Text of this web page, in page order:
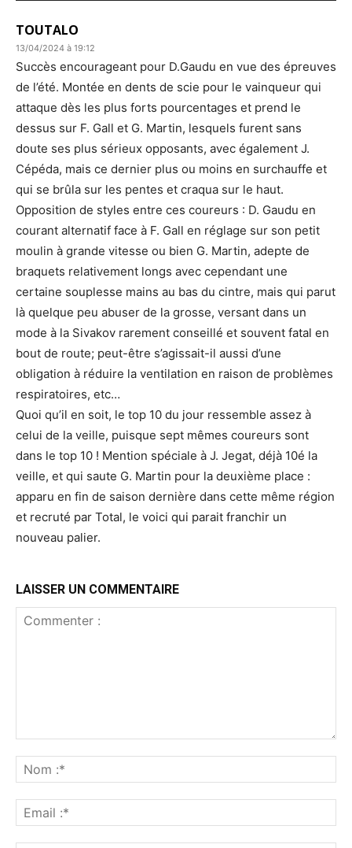
TOUTALO
13/04/2024 à 19:12
Succès encourageant pour D.Gaudu en vue des épreuves
de l’été. Montée en dents de scie pour le vainqueur qui
attaque dès les plus forts pourcentages et prend le
dessus sur F. Gall et G. Martin, lesquels furent sans
doute ses plus sérieux opposants, avec également J.
Cépéda, mais ce dernier plus ou moins en surchauffe et
qui se brûla sur les pentes et craqua sur le haut.
Opposition de styles entre ces coureurs : D. Gaudu en
courant alternatif face à F. Gall en réglage sur son petit
moulin à grande vitesse ou bien G. Martin, adepte de
braquets relativement longs avec cependant une
certaine souplesse mains au bas du cintre, mais qui parut
là quelque peu abuser de la grosse, versant dans un
mode à la Sivakov rarement conseillé et souvent fatal en
bout de route; peut-être s’agissait-il aussi d’une
obligation à réduire la ventilation en raison de problèmes
respiratoires, etc…
Quoi qu’il en soit, le top 10 du jour ressemble assez à
celui de la veille, puisque sept mêmes coureurs sont
dans le top 10 ! Mention spéciale à J. Jegat, déjà 10é la
veille, et qui saute G. Martin pour la deuxième place :
apparu en fin de saison dernière dans cette même région
et recruté par Total, le voici qui parait franchir un
nouveau palier.
LAISSER UN COMMENTAIRE